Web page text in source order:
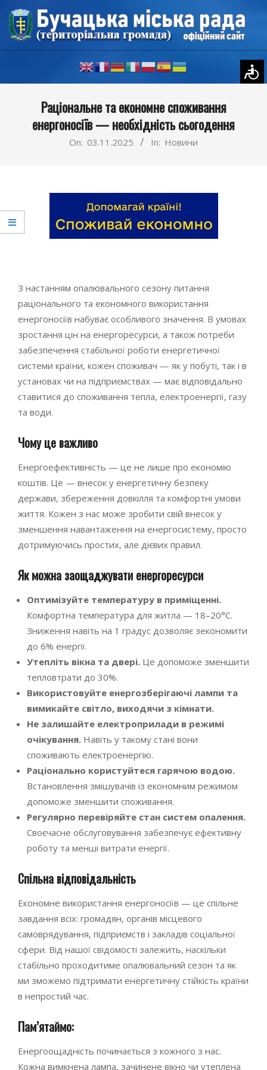
Skip
content
Раціональне та економне споживання
енергоносіїв — необхідність сьогодення
On: 03.11.2025 In: Новини
З настанням опалювального сезону питання
раціонального та економного використання
енергоносіїв набуває особливого значення. В умовах
зростання цін на енергоресурси, а також потреби
забезпечення стабільної роботи енергетичної
системи країни, кожен споживач — як у побуті, так і в
установах чи на підприємствах — має відповідально
ставитися до споживання тепла, електроенергії, газу
та води.
Чому це важливо
Енергоефективність — це не лише про економію
коштів. Це — внесок у енергетичну безпеку
держави, збереження довкілля та комфортні умови
життя. Кожен з нас може зробити свій внесок у
зменшення навантаження на енергосистему, просто
дотримуючись простих, але дієвих правил.
Як можна заощаджувати енергоресурси
Оптимізуйте температуру в приміщенні.
Комфортна температура для житла — 18–20°C.
Зниження навіть на 1 градус дозволяє зекономити
до 6% енергії.
Утепліть вікна та двері. Це допоможе зменшити
тепловтрати до 30%.
Використовуйте енергозберігаючі лампи та
вимикайте світло, виходячи з кімнати.
Не залишайте електроприлади в режимі
очікування. Навіть у такому стані вони
споживають електроенергію.
Раціонально користуйтеся гарячою водою.
Встановлення змішувачів із економним режимом
допоможе зменшити споживання.
Регулярно перевіряйте стан систем опалення.
Своєчасне обслуговування забезпечує ефективну
роботу та менші витрати енергії.
Спільна відповідальність
Економне використання енергоносіїв — це спільне
завдання всіх: громадян, органів місцевого
самоврядування, підприємств і закладів соціальної
сфери. Від нашої свідомості залежить, наскільки
стабільно проходитиме опалювальний сезон та як
ми зможемо підтримати енергетичну стійкість країни
в непростий час.
Пам’ятаймо:
Енергоощадність починається з кожного з нас.
Кожна вимкнена лампа, зачинене вікно чи утеплена